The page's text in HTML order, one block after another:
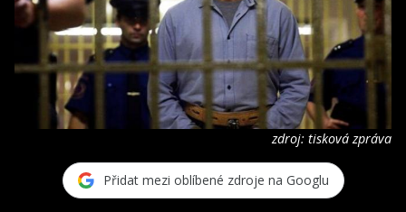
zdroj: tisková zpráva
Přidat mezi oblíbené zdroje na Googlu